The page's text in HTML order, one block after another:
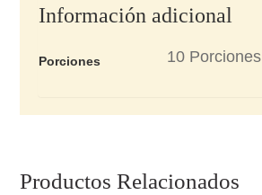
Información adicional
Porciones 10 Porciones
Productos Relacionados